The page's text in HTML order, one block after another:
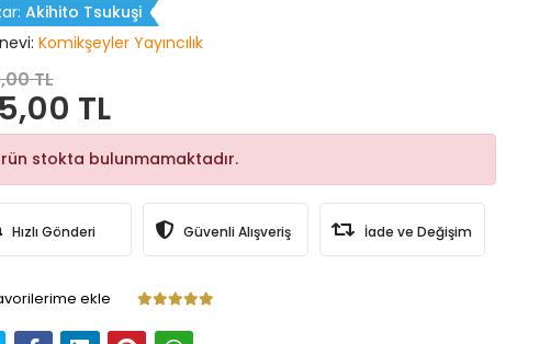
Akihito Tsukuşi
Komikşeyler Yayıncılık
TL
TL
stokta bulunmamaktadır.
Hızlı Gönderi Güvenli Alışveriş İade ve Değişim
ekle